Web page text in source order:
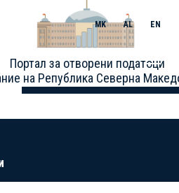
Портал за отворени податоци
на Република Северна
MK AL EN
Toggle